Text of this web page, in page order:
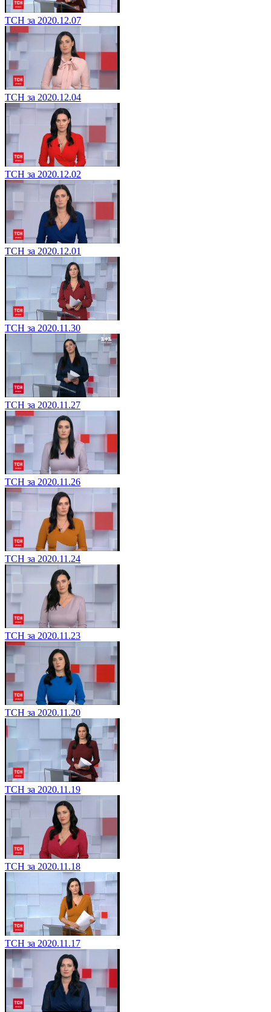
ТСН за 2020.12.07
ТСН за 2020.12.04
ТСН за 2020.12.02
ТСН за 2020.12.01
ТСН за 2020.11.30
ТСН за 2020.11.27
ТСН за 2020.11.26
ТСН за 2020.11.24
ТСН за 2020.11.23
ТСН за 2020.11.20
ТСН за 2020.11.19
ТСН за 2020.11.18
ТСН за 2020.11.17